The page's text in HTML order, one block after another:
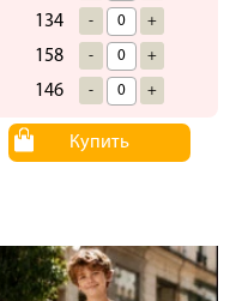
134 - +
158 - +
146 - +
Купить